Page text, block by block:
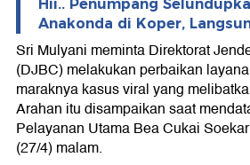
Hii.. Penumpang
Anakonda di Koper,
Sri Mulyani meminta Direktorat
(DJBC) melakukan perbaikan
maraknya kasus viral yang
Arahan itu disampaikan saat
Pelayanan Utama Bea Cukai
(27/4) malam.